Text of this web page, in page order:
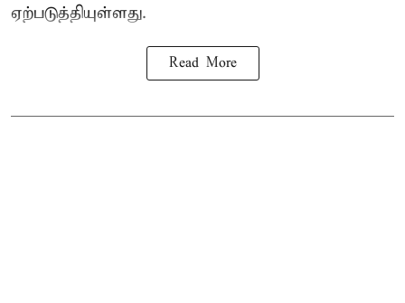
ஏற்படுத்தியுள்ளது.
Read More